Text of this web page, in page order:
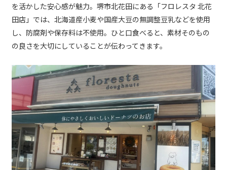
を活かした安心感が魅力。堺市北花田にある「フロレスタ 北花
田店」では、北海道産小麦や国産大豆の無調整豆乳などを使用
し、防腐剤や保存料は不使用。ひと口食べると、素材そのもの
の良さを大切にしていることが伝わってきます。